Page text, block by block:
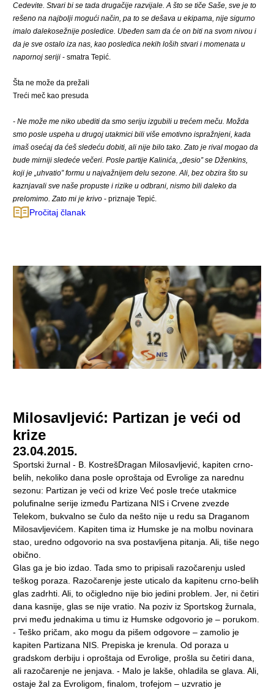
Cedevite. Stvari bi se tada drugačije razvijale. A što se tiče Saše, sve je to
rešeno na najbolji mogući način, pa to se dešava u ekipama, nije sigurno
imalo dalekosežnije posledice. Ubeđen sam da će on biti na svom nivou i
da je sve ostalo iza nas, kao posledica nekih loših stvari i momenata u
napornoj seriji - smatraTepić.
Šta ne može da prežali
Treći meč kao presuda
- Ne može me niko ubediti da smo seriju izgubili u trećem meču. Možda
smo posle uspeha u drugoj utakmici bili više emotivno ispražnjeni, kada
imaš osećaj da ćeš sledeću dobiti, ali nije bilo tako. Zato je rival mogao da
bude mirniji sledeće večeri. Posle partije Kalinića, „desio” se Dženkins,
koji je „uhvatio” formu u najvažnijem delu sezone. Ali, bez obzira što su
kaznjavali sve naše propuste i rizike u odbrani, nismo bili daleko da
prelomimo. Zato mi je krivo - priznajeTepić.
Pročitaj članak
Milosavljević: Partizan je veći od
krize
23.04.2015.
Sportski žurnal - B. KostrešDragan Milosavljević, kapiten crno-
belih, nekoliko dana posle oproštaja od Evrolige za narednu
sezonu: Partizan je veći od krize Već posle treće utakmice
polufinalne serije između Partizana NIS i Crvene zvezde
Telekom, bukvalno se čulo da nešto nije u redu sa Draganom
Milosavljevićem. Kapiten tima iz Humske je na molbu novinara
stao, uredno odgovorio na sva postavljena pitanja. Ali, tiše nego
obično.
Glas ga je bio izdao. Tada smo to pripisali razočarenju usled
teškog poraza. Razočarenje jeste uticalo da kapitenu crno-belih
glas zadrhti. Ali, to očigledno nije bio jedini problem. Jer, ni četiri
dana kasnije, glas se nije vratio. Na poziv iz Sportskog žurnala,
prvi među jednakima u timu iz Humske odgovorio je – porukom.
- Teško pričam, ako mogu da pišem odgovore – zamolio je
kapiten Partizana NIS. Prepiska je krenula. Od poraza u
gradskom derbiju i oproštaja od Evrolige, prošla su četiri dana,
ali razočarenje ne jenjava. - Malo je lakše, ohladila se glava. Ali,
ostaje žal za Evroligom, finalom, trofejom – uzvratio je